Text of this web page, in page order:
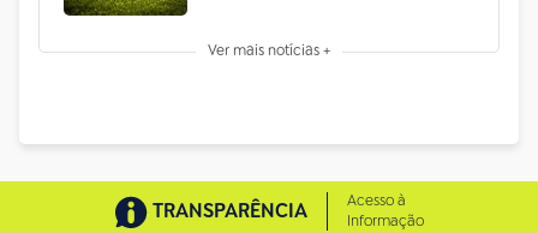
Ver mais notícias +
TRANSPARÊNCIA
Acesso à
Informação